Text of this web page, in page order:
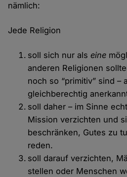
nämlich:
Jede Religion
soll sich nur alseine
anderen Religionen
noch so “primitiv” sind –
gleichberechtig
soll daher – im Sinne
Mission verzichten und
beschränken, Gutes zu
reden.
soll darauf verzichten,
stellen oder Menschen